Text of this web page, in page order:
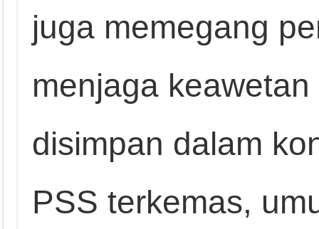
juga memegang
menjaga
disimpan dalam
PSS terkemas,